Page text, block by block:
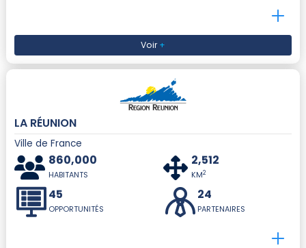
Voir+
LA RÉUNION
Ville de France
860,000
HABITANTS
2,512
KM2
45
OPPORTUNITÉS
24
PARTENAIRES